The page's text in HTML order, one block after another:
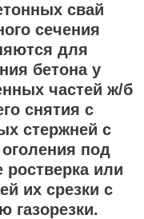
свай
сечения
для
бетона у
частей ж/б
снятия с
стержней с
под
ростверка или
их срезки с
газорезки.